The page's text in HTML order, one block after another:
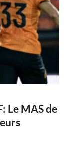
Le MAS de